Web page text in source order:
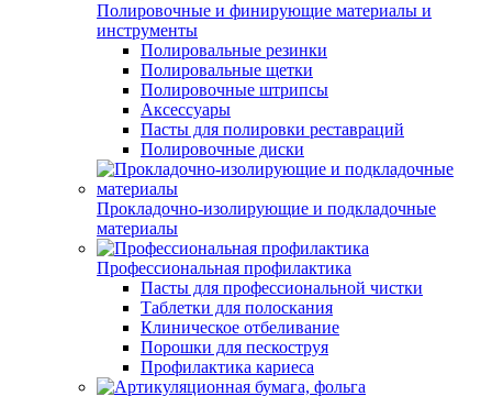
Полировочные и финирующие материалы и
инструменты
Полировальные резинки
Полировальные щетки
Полировочные штрипсы
Аксессуары
Пасты для полировки реставраций
Полировочные диски
Прокладочно-изолирующие и подкладочные
материалы
Профессиональная профилактика
Пасты для профессиональной чистки
Таблетки для полоскания
Клиническое отбеливание
Порошки для пескоструя
Профилактика кариеса